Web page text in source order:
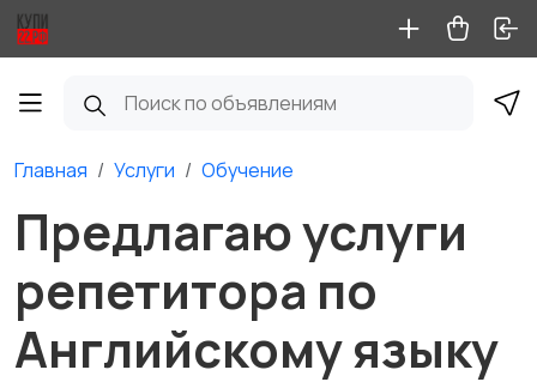
Главная Услуги Обучение
Предлагаю услуги
репетитора по
Английскому языку